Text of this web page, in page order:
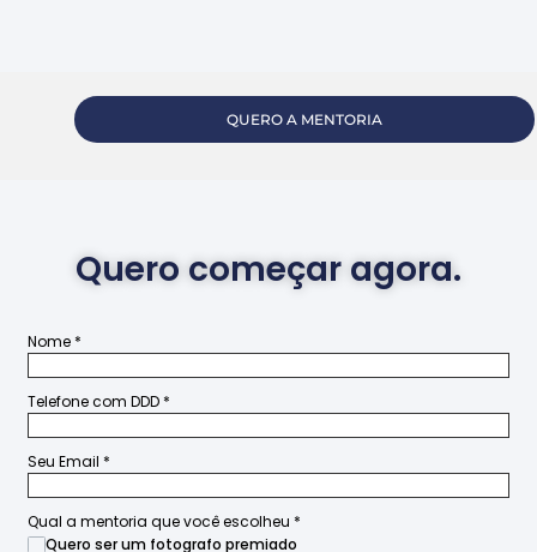
QUERO A MENTORIA
Quero começar agora.
Nome *
Telefone com DDD *
Seu Email *
Qual a mentoria que você escolheu *
Quero ser um fotografo premiado